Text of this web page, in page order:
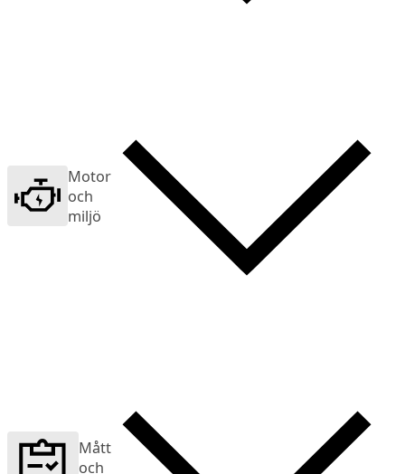
Motor
och
miljö
Mått
och